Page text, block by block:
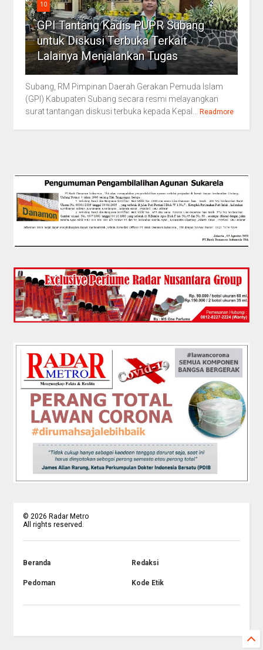
10
GPI Tantang Kadis PUPR Subang
untuk Diskusi Terbuka Terkait
Lalainya Menjalankan Tugas
Subang, RM Pimpinan Daerah Gerakan Pemuda Islam
(GPI) Kabupaten Subang secara resmi melayangkan
surat tantangan diskusi terbuka kepada Kepal...
Readmore
© 2026 Radar Metro
All rights reserved.
Beranda Redaksi
Pedoman Kode Etik